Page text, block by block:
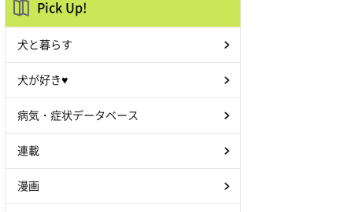
Pick Up!
犬と暮らす
犬が好き♥
病気・症状データベース
連載
漫画